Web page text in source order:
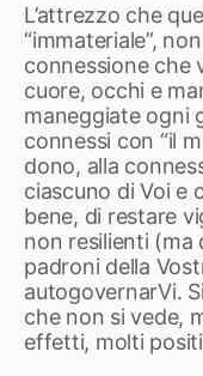
L’attrezzo che
“immateriale”,
connessione che
cuore, occhi e
maneggiate ogni
connessi con “il
dono, alla
ciascuno di Voi e
bene, di restare
non resilienti (ma
padroni della
autogovernarVi.
che non si vede,
effetti, molti